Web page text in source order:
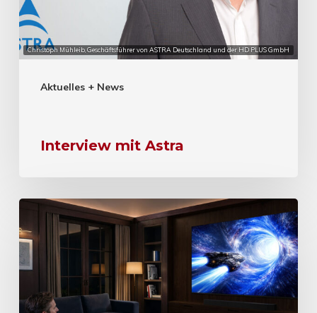
Christoph Mühleib, Geschäftsführer von ASTRA Deutschland und der HD PLUS GmbH
Aktuelles + News
Interview mit Astra